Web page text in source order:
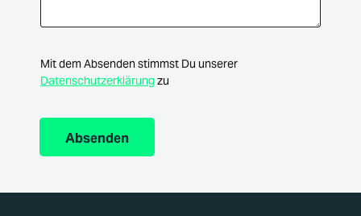
Mit dem Absenden stimmst Du unserer
Datenschutzerklärung zu
Absenden